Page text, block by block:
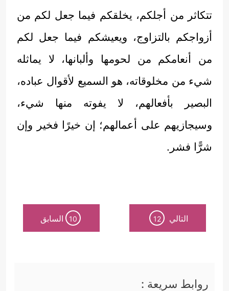
تتكاثر من أجلكم، يخلقكم فيما جعل لكم من
أزواجكم بالتزاوج، ويعيشكم فيما جعل لكم
من أنعامكم من لحومها وألبانها، لا يماثله
شيء من مخلوقاته، هو السميع لأقوال عباده،
البصير بأفعالهم، لا يفوته منها شيء،
وسيجازيهم على أعمالهم؛ إن خيرًا فخير وإن
شرًّا فشر.
التالي 12
10 السابق
روابط سريعة :